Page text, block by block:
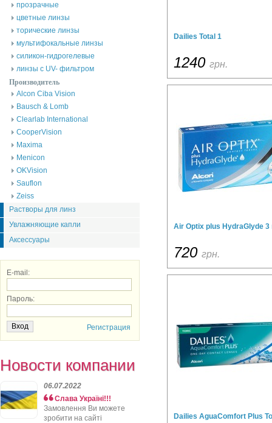
прозрачные
цветные линзы
торические линзы
мультифокальные линзы
силикон-гидрогелевые
линзы с UV- фильтром
Производитель
Alcon Ciba Vision
Bausch & Lomb
Clearlab International
CooperVision
Maxima
Menicon
OKVision
Sauflon
Zeiss
Растворы для линз
Увлажняющие капли
Аксессуары
E-mail:
Пароль:
Регистрация
Новости компании
06.07.2022
Слава Україні!!!
Замовлення Ви можете
зробити на сайті
Dailies Total 1
1240 грн.
Air Optix plus HydraGlyde 3
720 грн.
Dailies AguaComfort Plus